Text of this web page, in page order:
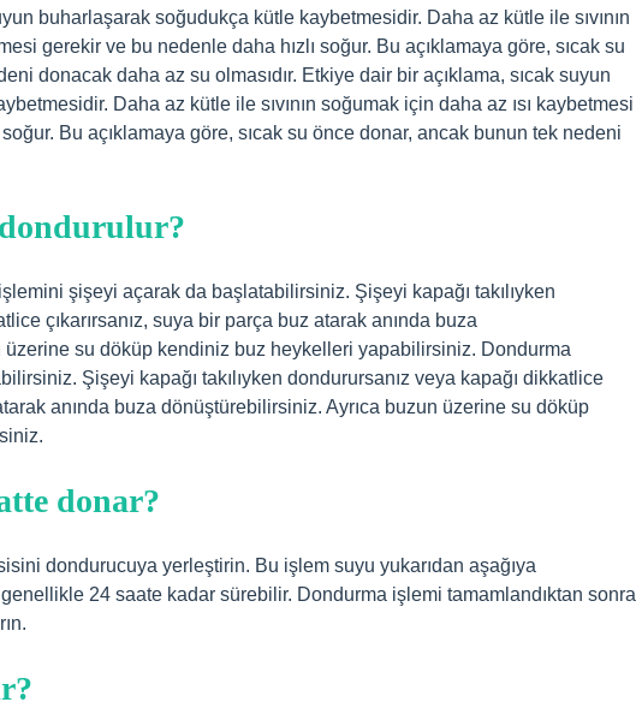
buharlaşarak soğudukça kütle kaybetmesidir. Daha az kütle ile sıvının
gerekir ve bu nedenle daha hızlı soğur. Bu açıklamaya göre, sıcak su
donacak daha az su olmasıdır. Etkiye dair bir açıklama, sıcak suyun
Daha az kütle ile sıvının soğumak için daha az ısı kaybetmesi
Bu açıklamaya göre, sıcak su önce donar, ancak bunun tek nedeni
dondurulur?
şişeyi açarak da başlatabilirsiniz. Şişeyi kapağı takılıyken
çıkarırsanız, suya bir parça buz atarak anında buza
üzerine su döküp kendiniz buz heykelleri yapabilirsiniz. Dondurma
Şişeyi kapağı takılıyken dondurursanız veya kapağı dikkatlice
anında buza dönüştürebilirsiniz. Ayrıca buzun üzerine su döküp
donar?
dondurucuya yerleştirin. Bu işlem suyu yukarıdan aşağıya
24 saate kadar sürebilir. Dondurma işlemi tamamlandıktan sonra